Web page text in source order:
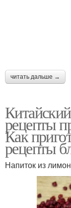
читать дальше →
рецепты
Как
рецепты
Напиток из